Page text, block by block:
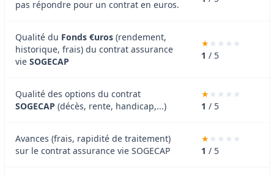
pas répondre pour un contrat en euros.
Qualité du Fonds €uros (rendement,
historique, frais) du contrat assurance
vie SOGECAP
1 / 5
Qualité des options du contrat
SOGECAP (décès, rente, handicap,...) 1 / 5
Avances (frais, rapidité de traitement)
sur le contrat assurance vie SOGECAP
1 / 5